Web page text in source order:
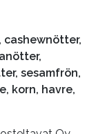
sesamfrön,
korn, havre,